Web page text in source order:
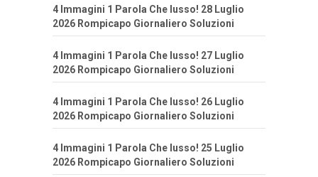
4 Immagini 1 Parola Che lusso! 28 Luglio
2026 Rompicapo Giornaliero Soluzioni
4 Immagini 1 Parola Che lusso! 27 Luglio
2026 Rompicapo Giornaliero Soluzioni
4 Immagini 1 Parola Che lusso! 26 Luglio
2026 Rompicapo Giornaliero Soluzioni
4 Immagini 1 Parola Che lusso! 25 Luglio
2026 Rompicapo Giornaliero Soluzioni